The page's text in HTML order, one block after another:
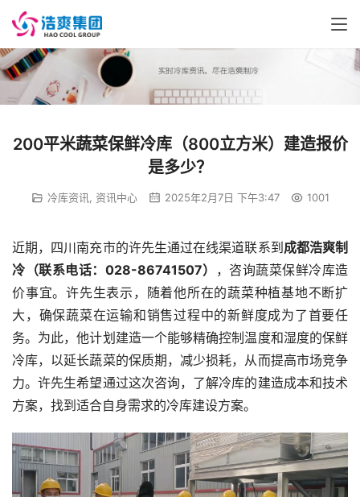
200平米蔬菜保鲜冷库（800立方米）建造报价
是多少？
冷库资讯 资讯中心 2025年2月7日 下午3:47 1001
近期，四川南充市的许先生通过在线渠道联系到 成都浩爽制
冷（联系电话：028-86741507）
，咨询蔬菜保鲜冷库造
价事宜。许先生表示，随着他所在的蔬菜种植基地不断扩
大，确保蔬菜在运输和销售过程中的新鲜度成为了首要任
务。为此，他计划建造一个能够精确控制温度和湿度的保鲜
冷库，以延长蔬菜的保质期，减少损耗，从而提高市场竞争
力。许先生希望通过这次咨询，了解冷库的建造成本和技术
方案，找到适合自身需求的冷库建设方案。